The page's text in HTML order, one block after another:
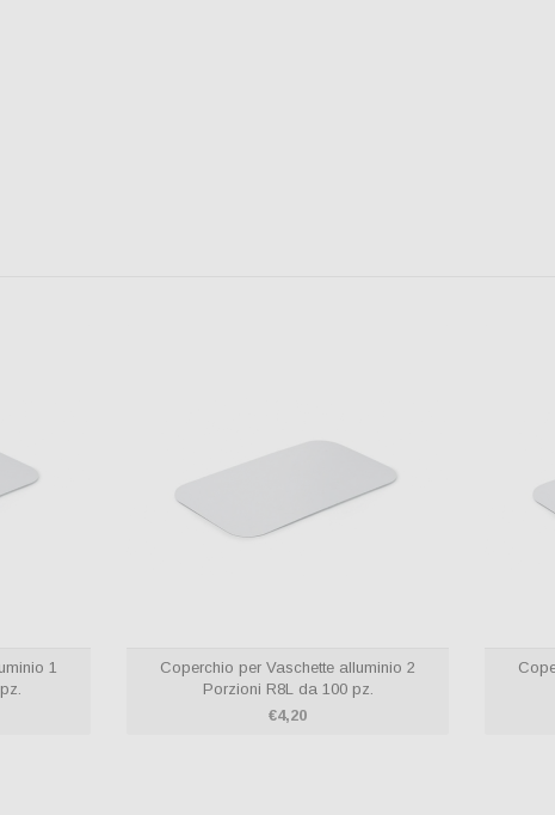
1
/ 128L
Coperchio per Vaschette alluminio 2
Porzioni R8L da 100 pz.
€4,20
2 PORZIONI CODICE
R8L/R108L
Coperchio in alluminio
Confezioni da pz.100